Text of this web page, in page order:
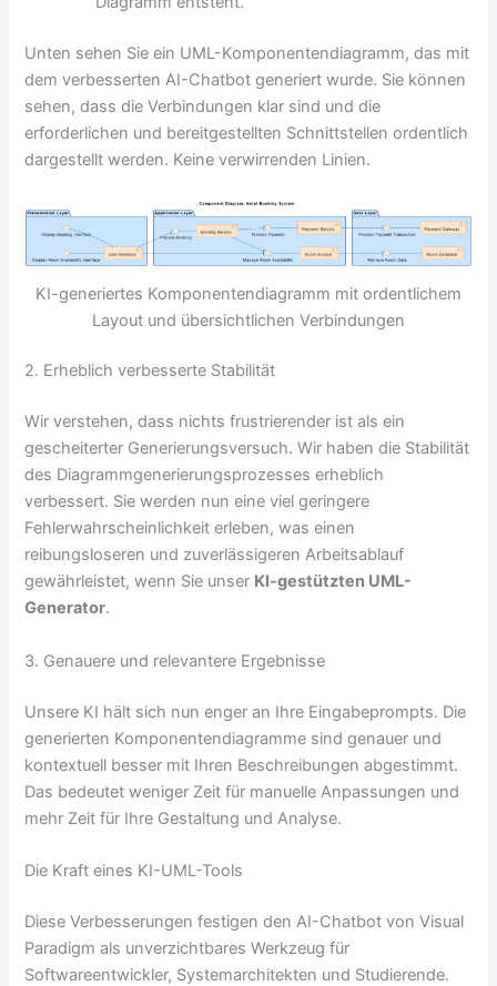
Unten sehen Sie ein UML-Komponentendiagramm, das mit
dem verbesserten AI-Chatbot generiert wurde. Sie können
sehen, dass die Verbindungen klar sind und die
erforderlichen und bereitgestellten Schnittstellen ordentlich
dargestellt werden. Keine verwirrenden Linien.
KI-generiertes Komponentendiagramm mit ordentlichem
Layout und übersichtlichen Verbindungen
2. Erheblich verbesserte Stabilität
Wir verstehen, dass nichts frustrierender ist als ein
gescheiterter Generierungsversuch. Wir haben die Stabilität
des Diagrammgenerierungsprozesses erheblich
verbessert. Sie werden nun eine viel geringere
Fehlerwahrscheinlichkeit erleben, was einen
reibungsloseren und zuverlässigeren Arbeitsablauf
gewährleistet, wenn Sie unser KI-gestützten UML-
Generator.
3. Genauere und relevantere Ergebnisse
Unsere KI hält sich nun enger an Ihre Eingabeprompts. Die
generierten Komponentendiagramme sind genauer und
kontextuell besser mit Ihren Beschreibungen abgestimmt.
Das bedeutet weniger Zeit für manuelle Anpassungen und
mehr Zeit für Ihre Gestaltung und Analyse.
Die Kraft eines KI-UML-Tools
Diese Verbesserungen festigen den AI-Chatbot von Visual
Paradigm als unverzichtbares Werkzeug für
Softwareentwickler, Systemarchitekten und Studierende.